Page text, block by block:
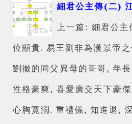
細君公主傳(二)
上一篇: 細君公
位顯貴. 易王劉非為漢景帝
劉徹的同父異母的哥哥, 年
性格豪爽, 喜愛廣交天下豪
心胸寛濶. 重禮儀, 知進退,